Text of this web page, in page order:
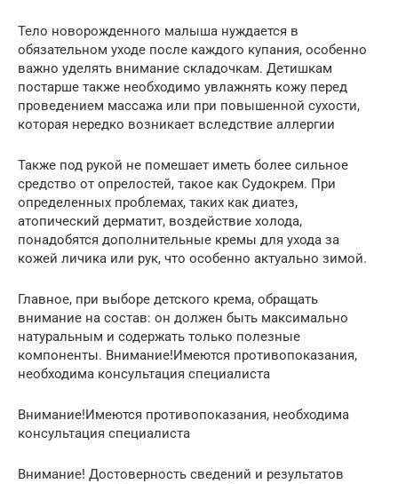
Тело новорожденного малыша нуждается в
обязательном уходе после каждого купания, особенно
важно уделять внимание складочкам. Детишкам
постарше также необходимо увлажнять кожу перед
проведением массажа или при повышенной сухости,
которая нередко возникает вследствие аллергии
Также под рукой не помешает иметь более сильное
средство от опрелостей, такое как Судокрем. При
определенных проблемах, таких как диатез,
атопический дерматит, воздействие холода,
понадобятся дополнительные кремы для ухода за
кожей личика или рук, что особенно актуально зимой.
Главное, при выборе детского крема, обращать
внимание на состав: он должен быть максимально
натуральным и содержать только полезные
компоненты. Внимание!Имеются противопоказания,
необходима консультация специалиста
Внимание!Имеются противопоказания, необходима
консультация специалиста
Внимание! Достоверность сведений и результатов